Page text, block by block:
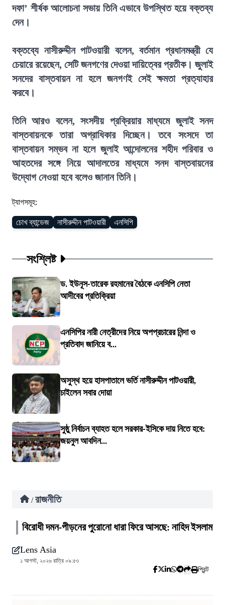
দফা’ শীর্ষক আলোচনা সভায় তিনি এভাবে উপস্থিত হয়ে বক্তব্য
দেন।
বক্তব্যে নাসীরুদ্দীন পাটওয়ারী বলেন, বর্তমান প্রধানমন্ত্রী যে
চেয়ারে রয়েছেন, সেটি জনগণের দেওয়া দায়িত্বের প্রতীক। জুলাই
সনদের বাস্তবায়ন না হলে জনগণই সেই ক্ষমতা প্রত্যাহার
করবে।
তিনি আরও বলেন, সংসদীয় প্রক্রিয়ার মাধ্যমে জুলাই সনদ
বাস্তবায়নকে তারা অগ্রাধিকার দিচ্ছেন। তবে সংসদে তা
বাস্তবায়ন সম্ভব না হলে জুলাই আন্দোলনের শহীদ পরিবার ও
আহতদের সঙ্গে নিয়ে আদালতের মাধ্যমে সনদ বাস্তবায়নের
উদ্যোগ নেওয়া হবে বলেও জানান তিনি।
ট্যাগসমূহ:
চোখ ব্যান্ডেজ নাসীরুদ্দীন পাটওয়ারী এনসিপি
সংশ্লিষ্ট
ড. ইউনূস-তারেক রহমানের বৈঠকে এনসিপি নেতা
আদীবের প্রতিক্রিয়া
এনসিপির নারী নেত্রীদের নিয়ে অপপ্রচারের নিন্দা ও
প্রতিবাদ জানিয়ে ব...
অসুস্থ হয়ে হাসপাতালে ভর্তি নাসীরুদ্দীন পাটওয়ারী,
চাইলেন সবার দোয়া
সুষ্ঠু নির্বাচন ব্যাহত হলে সরকার-ইসিকে দায় নিতে হবে:
জয়নুল আবদিন...
/ রাজনীতি
বিরোধী দমন-পীড়নের পুরোনো ধারা ফিরে আসছে: নাহিদ ইসলাম
Lens Asia
১ আগস্ট, ২০২৬ রাত্রি ০৯:৫৩
প্রিন্ট